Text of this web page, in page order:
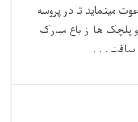
مینماید تا در پروسه
پلچک ها از باغ مبارک
سافت . . .